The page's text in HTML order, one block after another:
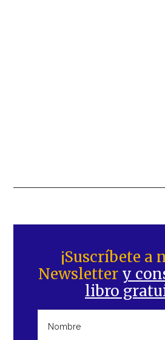
lateral
principal
¡Suscríbete a
Newsletter y
libro